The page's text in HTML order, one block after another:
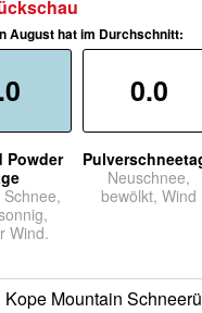
August hat im Durchschnitt:
Powder
Wind.
0.0
Neuschnee,
bewölkt, Wind
Kope Mountain